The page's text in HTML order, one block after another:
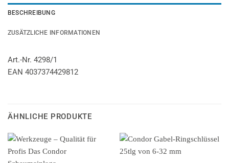
BESCHREIBUNG
ZUSÄTZLICHE INFORMATIONEN
Art.-Nr. 4298/1
EAN 4037374429812
ÄHNLICHE PRODUKTE